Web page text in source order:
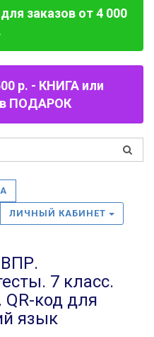
заказов от 4 000
р. - КНИГА или
ПОДАРОК
ЛИЧНЫЙ КАБИНЕТ
7 класс.
QR-код для
язык